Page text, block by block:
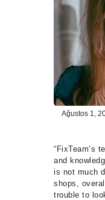
Ağustos 1,
“FixTeam’s
and
is not much
shops,
trouble to